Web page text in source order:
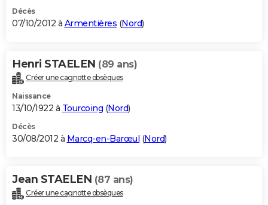
Décès
07/10/2012 à Armentières (Nord)
Henri STAELEN (89 ans)
Créer une cagnotte obsèques
Naissance
13/10/1922 à Tourcoing (Nord)
Décès
30/08/2012 à Marcq-en-Barœul (Nord)
Jean STAELEN (87 ans)
Créer une cagnotte obsèques